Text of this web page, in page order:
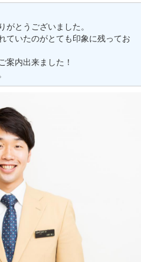
がとうございました。
ていたのがとても印象に残ってお
案内出来ました！